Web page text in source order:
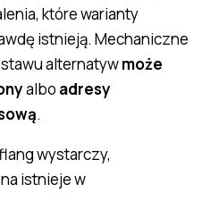
które warianty
istnieją. Mechaniczne
alternatywmoże
albo adresy
.
wystarczy,
istnieje w